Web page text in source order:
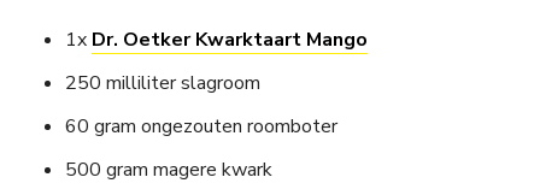
1x Dr. Oetker Kwarktaart Mango
250 milliliter slagroom
60 gram ongezouten roomboter
500 gram magere kwark